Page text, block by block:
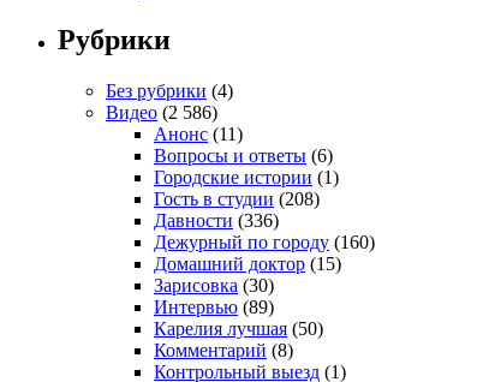
Рубрики
Без рубрики (4)
Видео (2 586)
Анонс (11)
Вопросы и ответы (6)
Городские истории (1)
Гость в студии (208)
Давности (336)
Дежурный по городу (160)
Домашний доктор (15)
Зарисовка (30)
Интервью (89)
Карелия лучшая (50)
Комментарий (8)
Контрольный выезд (1)